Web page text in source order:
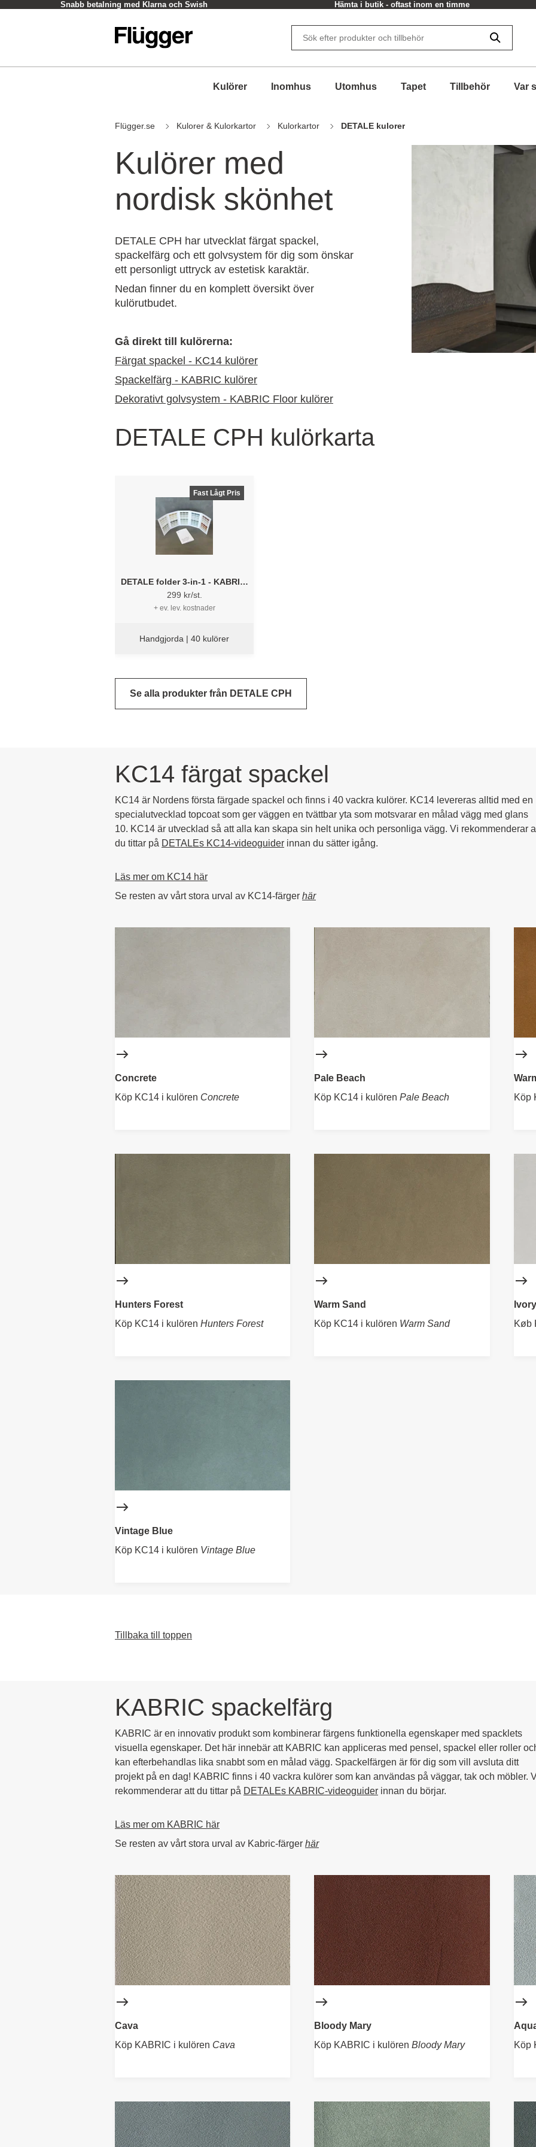
Snabb betalning med Klarna och Swish Hämta i butik - oftast inom en timme
Kulörer Inomhus Utomhus Tapet Tillbehör Var
Flügger.se Kulorer & Kulorkartor Kulorkartor DETALE kulorer
Kulörer med
nordisk skönhet
DETALE CPH har utvecklat färgat spackel,
spackelfärg och ett golvsystem för dig som önskar
ett personligt uttryck av estetisk karaktär.
Nedan finner du en komplett översikt över
kulörutbudet.
Gå direkt till kulörerna:
Färgat spackel - KC14 kulörer
Spackelfärg - KABRIC kulörer
Dekorativt golvsystem - KABRIC Floor kulörer
DETALE CPH kulörkarta
Fast Lågt Pris
DETALE folder 3-in-1 - KABRIC,
KC14, Matt Paint
299 kr/st.
+ ev. lev. kostnader
Handgjorda | 40 kulörer
Se alla produkter från DETALE CPH
KC14 färgat spackel
KC14 är Nordens första färgade spackel och finns i 40 vackra kulörer. KC14 levereras alltid med en
specialutvecklad topcoat som ger väggen en tvättbar yta som motsvarar en målad vägg med glans
10. KC14 är utvecklad så att alla kan skapa sin helt unika och personliga vägg. Vi rekommenderar
du tittar på DETALEs KC14-videoguider innan du sätter igång.
Läs mer om KC14 här
Se resten av vårt stora urval av KC14-färger här
Concrete
Köp KC14 i kulören Concrete
Pale Beach
Köp KC14 i kulören Pale Beach
Köp
Hunters Forest
Köp KC14 i kulören Hunters Forest
Warm Sand
Köp KC14 i kulören Warm Sand
Ivory
Køb
Vintage Blue
Köp KC14 i kulören Vintage Blue
Tillbaka till toppen
KABRIC spackelfärg
KABRIC är en innovativ produkt som kombinerar färgens funktionella egenskaper med spacklets
visuella egenskaper. Det här innebär att KABRIC kan appliceras med pensel, spackel eller roller
kan efterbehandlas lika snabbt som en målad vägg. Spackelfärgen är för dig som vill avsluta ditt
projekt på en dag! KABRIC finns i 40 vackra kulörer som kan användas på väggar, tak och möbler.
rekommenderar att du tittar på DETALEs KABRIC-videoguider innan du börjar.
Läs mer om KABRIC här
Se resten av vårt stora urval av Kabric-färger här
Cava
Köp KABRIC i kulören Cava
Bloody Mary
Köp KABRIC i kulörenBloody Mary
Köp